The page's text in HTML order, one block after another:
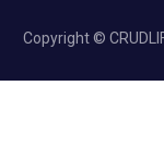
Copyright ©